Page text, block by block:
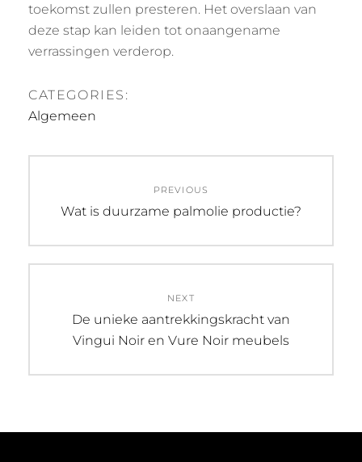
toekomst zullen presteren. Het overslaan van
deze stap kan leiden tot onaangename
verrassingen verderop.
CATEGORIES:
Algemeen
navigation
PREVIOUS
Previous
Wat is duurzame palmolie productie?
NEXT
Next
post:
De unieke aantrekkingskracht van
Vingui Noir en Vure Noir meubels